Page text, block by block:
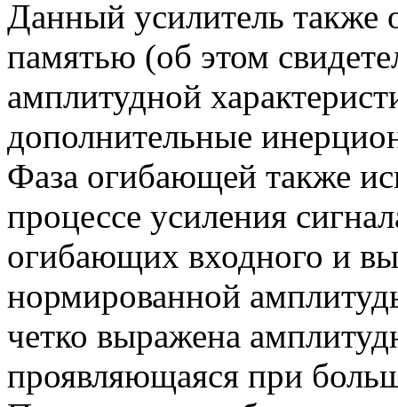
Данный усилитель также
памятью (об этом
амплитудной
дополнительные
Фаза огибающей также
процессе усиления
огибающих входного и
нормированной
четко выражена
проявляющаяся при